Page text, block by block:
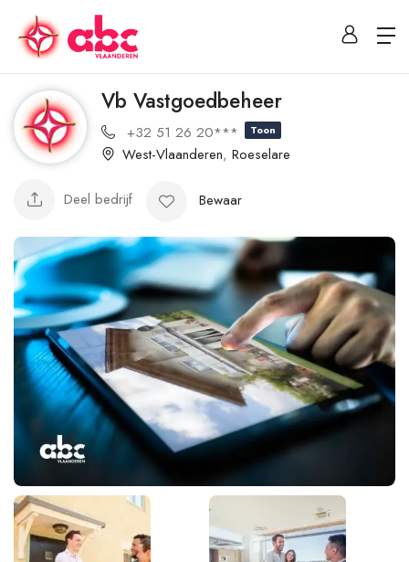
Vb Vastgoedbeheer
+32 51 26 20*** Toon
West-Vlaanderen, Roeselare
Deel bedrijf Bewaar